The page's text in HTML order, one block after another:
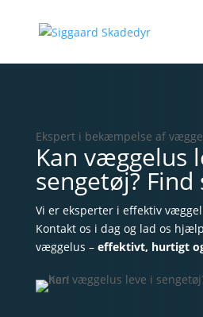
Ekspert i bekæmpelse af
Kan væggelus
sengetøj?
Vi er eksperter i effektiv
Kontakt os i dag og lad os
væggelus – effektivt, hurtigt